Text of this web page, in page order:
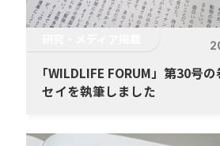
「WILDLIFE FORUM」第30号
セイを執筆しました